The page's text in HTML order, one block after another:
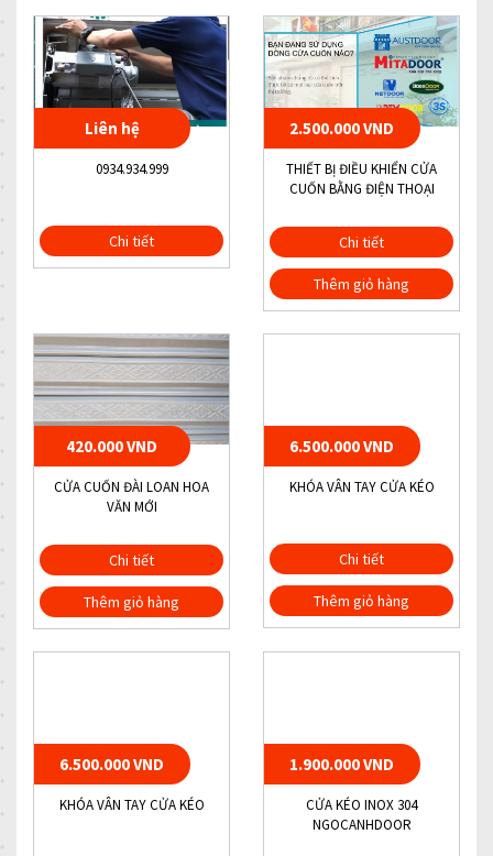
Liên hệ
0934.934.999
Chi tiết
2.500.000 VND
THIẾT BỊ ĐIỀU KHIỂN CỬA
CUỐN BẰNG ĐIỆN THOẠI
Chi tiết
Thêm giỏ hàng
420.000 VND
CỬA CUỐN ĐÀI LOAN HOA
VĂN MỚI
Chi tiết
Thêm giỏ hàng
6.500.000 VND
KHÓA VÂN TAY CỬA KÉO
Chi tiết
Thêm giỏ hàng
6.500.000 VND
KHÓA VÂN TAY CỬA KÉO
1.900.000 VND
CỬA KÉO INOX 304
NGOCANHDOOR